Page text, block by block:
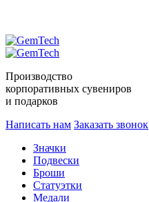
Производство
корпоративных сувениров
и подарков
Написать нам Заказать звонок
Значки
Подвески
Броши
Статуэтки
Медали